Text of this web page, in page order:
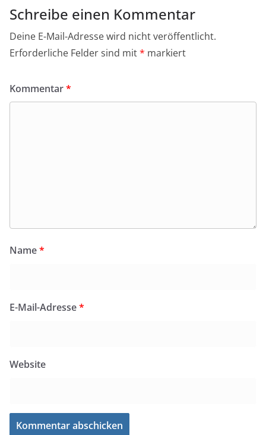
Schreibe einen Kommentar
Deine E-Mail-Adresse wird nicht veröffentlicht.
Erforderliche Felder sind mit* markiert
Kommentar*
Name*
E-Mail-Adresse*
Website